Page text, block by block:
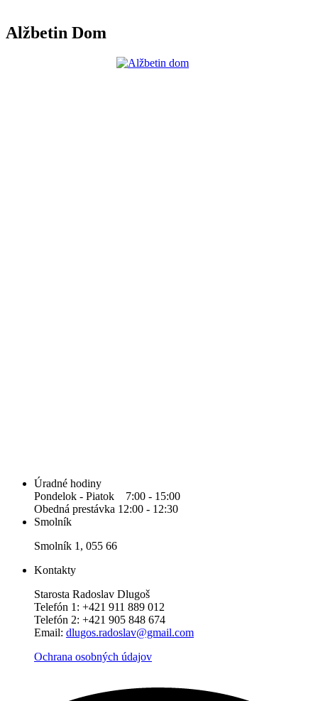
Alžbetin Dom
Úradné hodiny
Pondelok - Piatok 7:00 - 15:00
Obedná prestávka 12:00 - 12:30
Smolník
Smolník 1, 055 66
Kontakty
Starosta Radoslav Dlugoš
Telefón 1: +421 911 889 012
Telefón 2: +421 905 848 674
Email: dlugos.radoslav@gmail.com
Ochrana osobných údajov